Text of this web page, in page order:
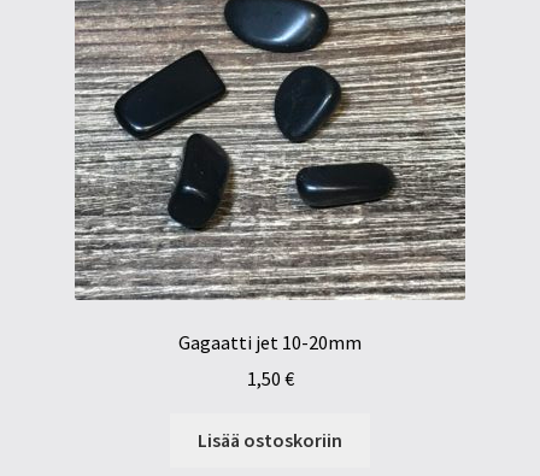
Gagaatti jet 10-20mm
1,50 €
Lisää ostoskoriin